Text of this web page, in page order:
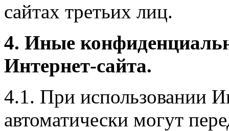
сайтах третьих лиц.
4. Иные
Интернет-сайта.
4.1. При использовании
автоматически могут